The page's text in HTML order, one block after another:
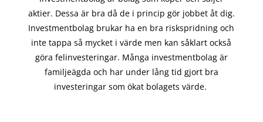
aktier. Dessa är bra då de i princip görjobbet åt dig.
Investmentbolag brukar ha en bra riskspridning och
inte tappa så mycket i värde men kan såklart också
göra felinvesteringar. Många investmentbolag är
familjeägda och har under lång tid gjort bra
investeringar som ökat bolagets värde.